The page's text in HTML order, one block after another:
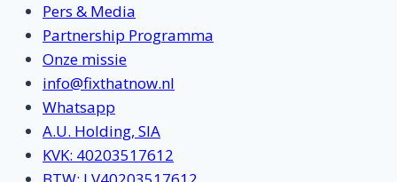
Pers & Media
Partnership Programma
Onze missie
info@fixthatnow.nl
Whatsapp
A.U. Holding, SIA
KVK: 40203517612